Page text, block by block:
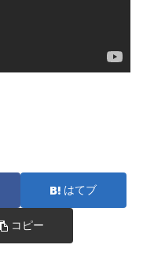
はてブ
コピー